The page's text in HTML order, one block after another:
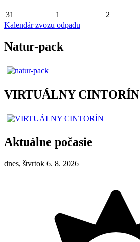
31 1 2
Kalendár zvozu odpadu
Natur-pack
VIRTUÁLNY CINTORÍN
Aktuálne počasie
dnes, štvrtok 6. 8. 2026